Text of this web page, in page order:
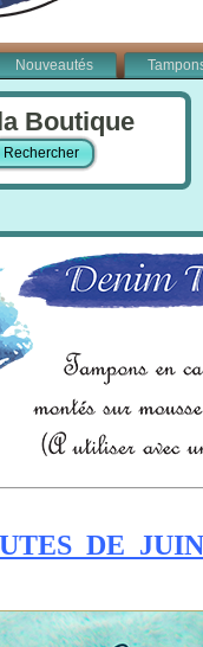
Nouveautés
Boutique
DE